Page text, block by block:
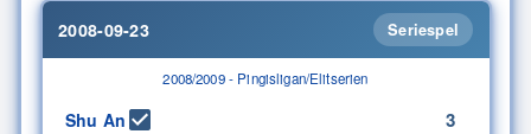
2008-09-23 Seriespel
2008/2009 - Pingisligan/Elitserien
Shu An 3